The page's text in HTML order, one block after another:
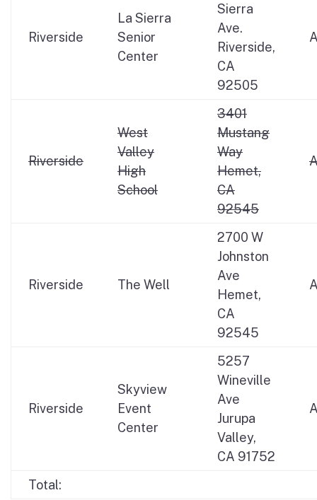
Riverside
La Sierra
Senior
Center
Sierra
Ave.
Riverside,
CA
92505
Riverside
West
Valley
High
School
3401
Mustang
Way
Hemet,
CA
92545
Riverside The Well
2700 W
Johnston
Ave
Hemet,
CA
92545
Riverside
Skyview
Event
Center
5257
Wineville
Ave
Jurupa
Valley,
CA 91752
Total: